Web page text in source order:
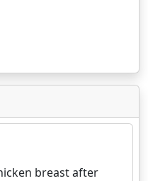
breast after